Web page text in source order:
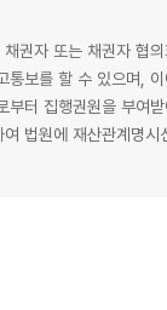
권자 또는 채권자 협
통보를 할 수 있으며,
부터 집행권원을 부여
법원에 재산관계명